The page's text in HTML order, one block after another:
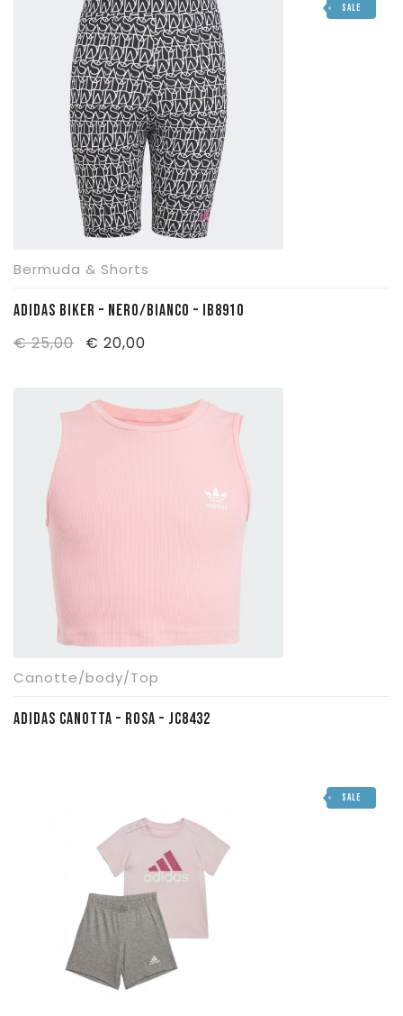
era:
€ 20,00.
è:
€ 16,00.
SALE
Bermuda & Shorts
ADIDAS BIKER – NERO/BIANCO – IB8910
€25,00
Il
originale
era:
€ 20,00
attuale
è:
Canotte/body/Top
ADIDAS CANOTTA – ROSA – JC8432
SALE